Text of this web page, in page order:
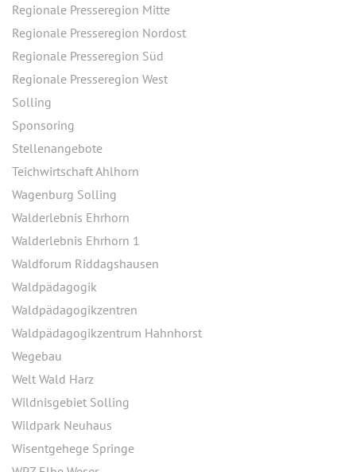
Regionale Presseregion Mitte
Regionale Presseregion Nordost
Regionale Presseregion Süd
Regionale Presseregion West
Solling
Sponsoring
Stellenangebote
Teichwirtschaft Ahlhorn
Wagenburg Solling
Walderlebnis Ehrhorn
Walderlebnis Ehrhorn 1
Waldforum Riddagshausen
Waldpädagogik
Waldpädagogikzentren
Waldpädagogikzentrum Hahnhorst
Wegebau
Welt Wald Harz
Wildnisgebiet Solling
Wildpark Neuhaus
Wisentgehege Springe